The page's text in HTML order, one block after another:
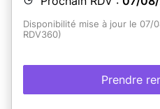
Disponibilité mise à jour le 07/
RDV360)
Prendre